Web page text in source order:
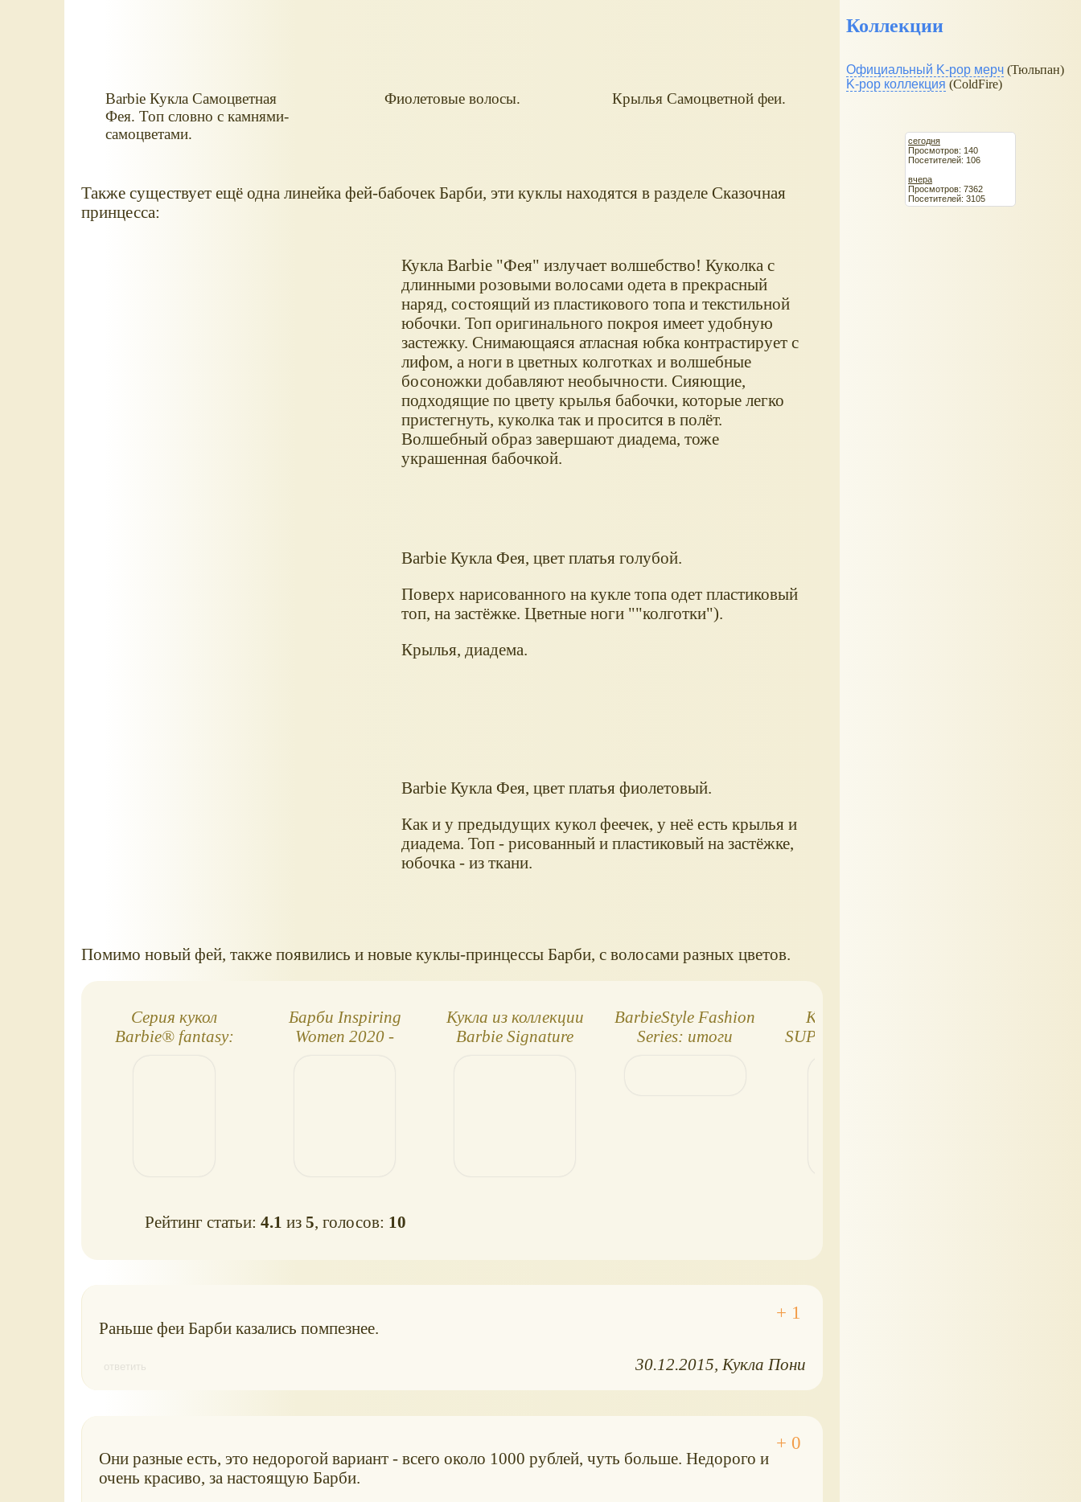
Barbie Кукла Самоцветная
Фея. Топ словно с камнями-
самоцветами.
Фиолетовые волосы. Крылья Самоцветной феи.
Также существует ещё одна линейка фей-бабочек Барби, эти куклы находятся в разделе Сказочная
принцесса:
Кукла Barbie "Фея" излучает волшебство! Куколка с
длинными розовыми волосами одета в прекрасный
наряд, состоящий из пластикового топа и текстильной
юбочки. Топ оригинального покроя имеет удобную
застежку. Снимающаяся атласная юбка контрастирует с
лифом, а ноги в цветных колготках и волшебные
босоножки добавляют необычности. Сияющие,
подходящие по цвету крылья бабочки, которые легко
пристегнуть, куколка так и просится в полёт.
Волшебный образ завершают диадема, тоже
украшенная бабочкой.
Barbie Кукла Фея, цвет платья голубой.
Поверх нарисованного на кукле топа одет пластиковый
топ, на застёжке. Цветные ноги ""колготки").
Крылья, диадема.
Barbie Кукла Фея, цвет платья фиолетовый.
Как и у предыдущих кукол феечек, у неё есть крылья и
диадема. Топ - рисованный и пластиковый на застёжке,
юбочка - из ткани.
Помимо новый фей, также появились и новые куклы-принцессы Барби, с волосами разных цветов.
Серия кукол
Barbie® fantasy:
Барби Inspiring
Women 2020 -
Кукла из коллекции
Barbie Signature
BarbieStyle Fashion
Series: итоги
Кукла MOVIE
SUPERSTAR Barbie
Рейтинг статьи:4.1 из5, голосов: 10
Раньше феи Барби казались помпезнее.
ответить 30.12.2015 Кукла Пони
Они разные есть, это недорогой вариант - всего около 1000 рублей, чуть больше. Недорого и
очень красиво, за настоящую Барби.
Коллекции
Официальный K-pop мерч (Тюльпан)
K-pop коллекция (ColdFire)
сегодня
Просмотров: 140
Посетителей: 106
вчера
Просмотров: 7362
Посетителей: 3105